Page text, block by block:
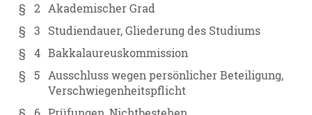
§ 2
Akademischer Grad
§ 3
Studiendauer, Gliederung des Studiums
§ 4 Bakkalaureuskommission
§ 5
Ausschluss wegen persönlicher Beteiligung,
Verschwiegenheitspflicht